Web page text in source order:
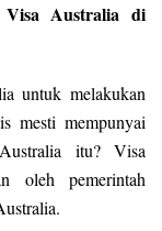
Australia di
untuk melakukan
mesti mempunyai
itu? Visa
oleh pemerintah